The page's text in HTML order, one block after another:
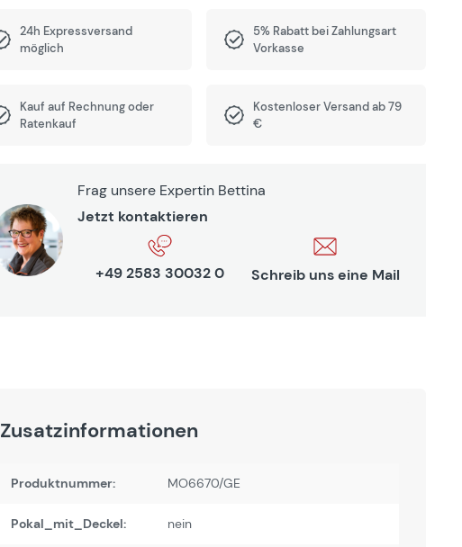
24h Expressversand
möglich
5% Rabatt bei Zahlungsart
Vorkasse
Kauf auf Rechnung oder
Ratenkauf
Kostenloser Versand ab 79
€
Frag unsere Expertin Bettina
Jetzt kontaktieren
+49 2583 30032 0 Schreib uns eine Mail
Zusatzinformationen
Produktnummer: MO6670/GE
Pokal_mit_Deckel: nein